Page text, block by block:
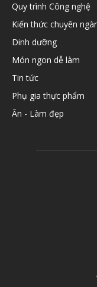
Quy trình Công nghệ
Kiến thức chuyên
Dinh dưỡng
Món ngon dễ làm
Tin tức
Phụ gia thực phẩm
Ăn - Làm đẹp